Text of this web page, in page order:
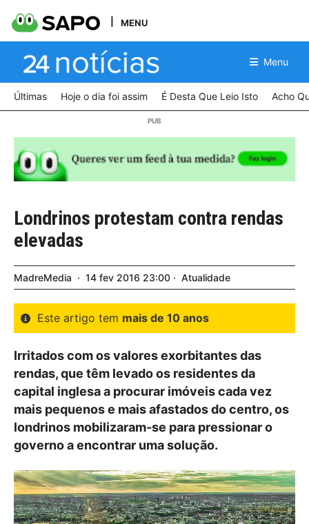
MENU
Menu
Últimas Hoje o dia foi assim É Desta Que Leio Isto Acho
Londrinos protestam contra rendas
elevadas
MadreMedia 14 fev 2016 23:00 Atualidade
Este artigo tem mais de 10 anos
Irritados com os valores exorbitantes das
rendas, que têm levado os residentes da
capital inglesa a procurar imóveis cada vez
mais pequenos e mais afastados do centro, os
londrinos mobilizaram-se para pressionar o
governo a encontrar uma solução.